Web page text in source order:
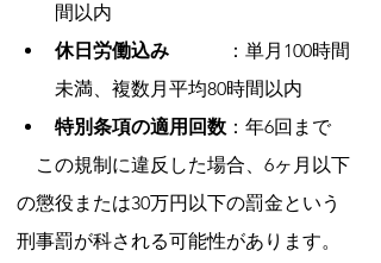
間以内
休日労働込み
：単月100時間
未満、複数月平均80時間以内
特別条項の適用回数 ：年6回まで
この規制に違反した場合、6ヶ月以下
の懲役または30万円以下の罰金という
刑事罰が科される可能性があります。